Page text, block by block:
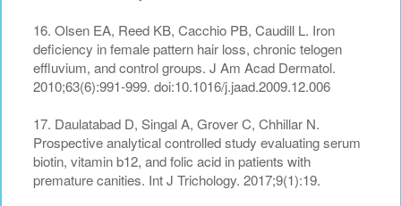
16. Olsen EA, Reed KB, Cacchio PB, Caudill L. Iron
deficiency in female pattern hair loss, chronic telogen
effluvium, and control groups. J Am Acad Dermatol.
2010;63(6):991-999. doi:10.1016/j.jaad.2009.12.006
17. Daulatabad D, Singal A, Grover C, Chhillar N.
Prospective analytical controlled study evaluating serum
biotin, vitamin b12, and folic acid in patients with
premature canities. Int J Trichology. 2017;9(1):19.